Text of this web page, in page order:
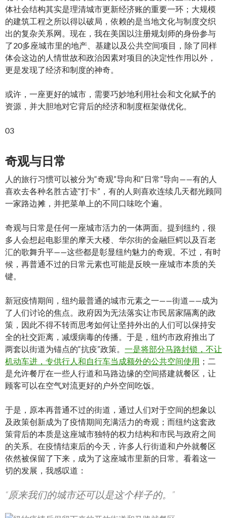
体社会结构其实是理清城市更新经济账的重要一环；大规模
的建筑工程之所以得以破局，依赖的是当地文化与制度交织
出的复杂关系网。现在，我在美国以注册规划师的身份参与
了20多座城市里的地产、基建以及公共空间项目，除了同样
体会这边的人情世故和政治因素对项目的决定性作用以外，
更是发现了经济和制度的神奇。
或许，一座更好的城市，需要巧妙地利用社会和文化赋予的
资源，并大胆地对它背后的经济和制度框架做优化。
03
奇观与日常
人的旅行习惯可以被分为“奇观”导向和“日常”导向——有的人
喜欢去各种名胜古迹“打卡”，有的人则喜欢连续几天都光顾同
一家路边摊，并把菜单上的不同口味吃个遍。
奇观与日常是任何一座城市活力的一体两面。提到纽约，很
多人会想起电影里的摩天大楼、华尔街的金融巨鳄以及百老
汇的歌舞升平——这些都是彰显纽约魅力的奇观。不过，有时
候，再普通不过的日常元素也可能是反映一座城市本质的关
键。
新冠疫情期间，纽约最普通的城市元素之一——街道——成为
了人们讨论的焦点。政府因为无法落实让市民居家隔离的政
策，因此不得不转而思考如何让坚持外出的人们可以保持安
全的社交距离，减缓病毒的传播。于是，纽约市政府推出了
两套以街道为锚点的“抗疫”政策。 一是将部分马路封锁，不让
机动车进，专供行人和自行车当成额外的公共空间使用 ；二
是允许餐厅在一些人行道和马路边缘的空间搭建就餐区，让
顾客可以在空气对流更好的户外空间吃饭。
于是，原本再普通不过的街道，通过人们对于空间的想象以
及政策创新成为了疫情期间充满活力的奇观；而纽约这套政
策背后的本质是这座城市独特的权力结构和市民与政府之间
的关系。在疫情结束后的今天，许多人行街道和户外就餐区
依然被保留了下来，成为了这座城市里新的日常。看着这一
切的发展，我感叹道：
“原来我们的城市还可以是这个样子的。”